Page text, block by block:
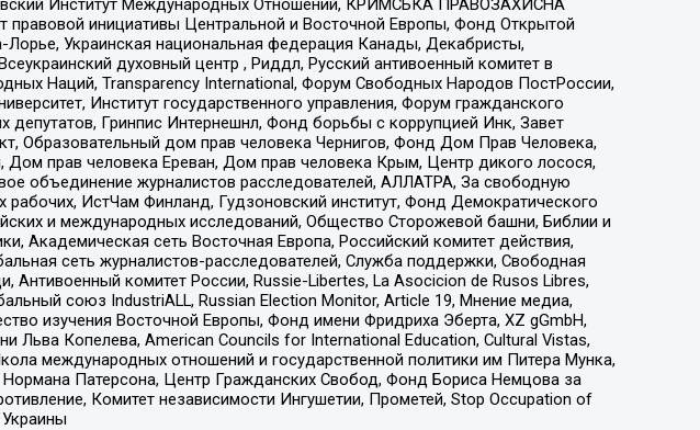
правовой инициативы Центральной и Восточной Европы, Фонд Открытой
Лорье, Украинская национальная федерация Канады, Декабристы,
духовный центр , Риддл, Русский антивоенный комитет в
Наций, Transparеncy International, Форум Свободных Народов ПостРоссии,
Институт государственного управления, Форум гражданского
Гринпис Интернешнл, Фонд борьбы с коррупцией Инк, Завет
Образовательный дом прав человека Чернигов, Фонд Дом Прав Человека,
прав человека Ереван, Дом прав человека Крым, Центр дикого лосося,
объединение журналистов расследователей, АЛЛАТРА, За свободную
ИстЧам Финланд, Гудзоновский институт, Фонд Демократического
и международных исследований, Общество Сторожевой башни, Библии и
Академическая сеть Восточная Европа, Российский комитет действия,
сеть журналистов-расследователей, Служба поддержки, Свободная
комитет России, Russie-Libertes, La Asocicion de Rusos Libres,
союз IndustriALL, Russian Election Monitor, Article 19, Мнение медиа,
изучения Восточной Европы, Фонд имени Фридриха Эберта, XZ gGmbH,
Копелева, American Councils for International Education, Cultural Vistas,
международных отношений и государственной политики им Питера Мунка,
Патерсона, Центр Гражданских Свобод, Фонд Бориса Немцова за
Комитет независимости Ингушетии, Прометей, Stop Occupation of